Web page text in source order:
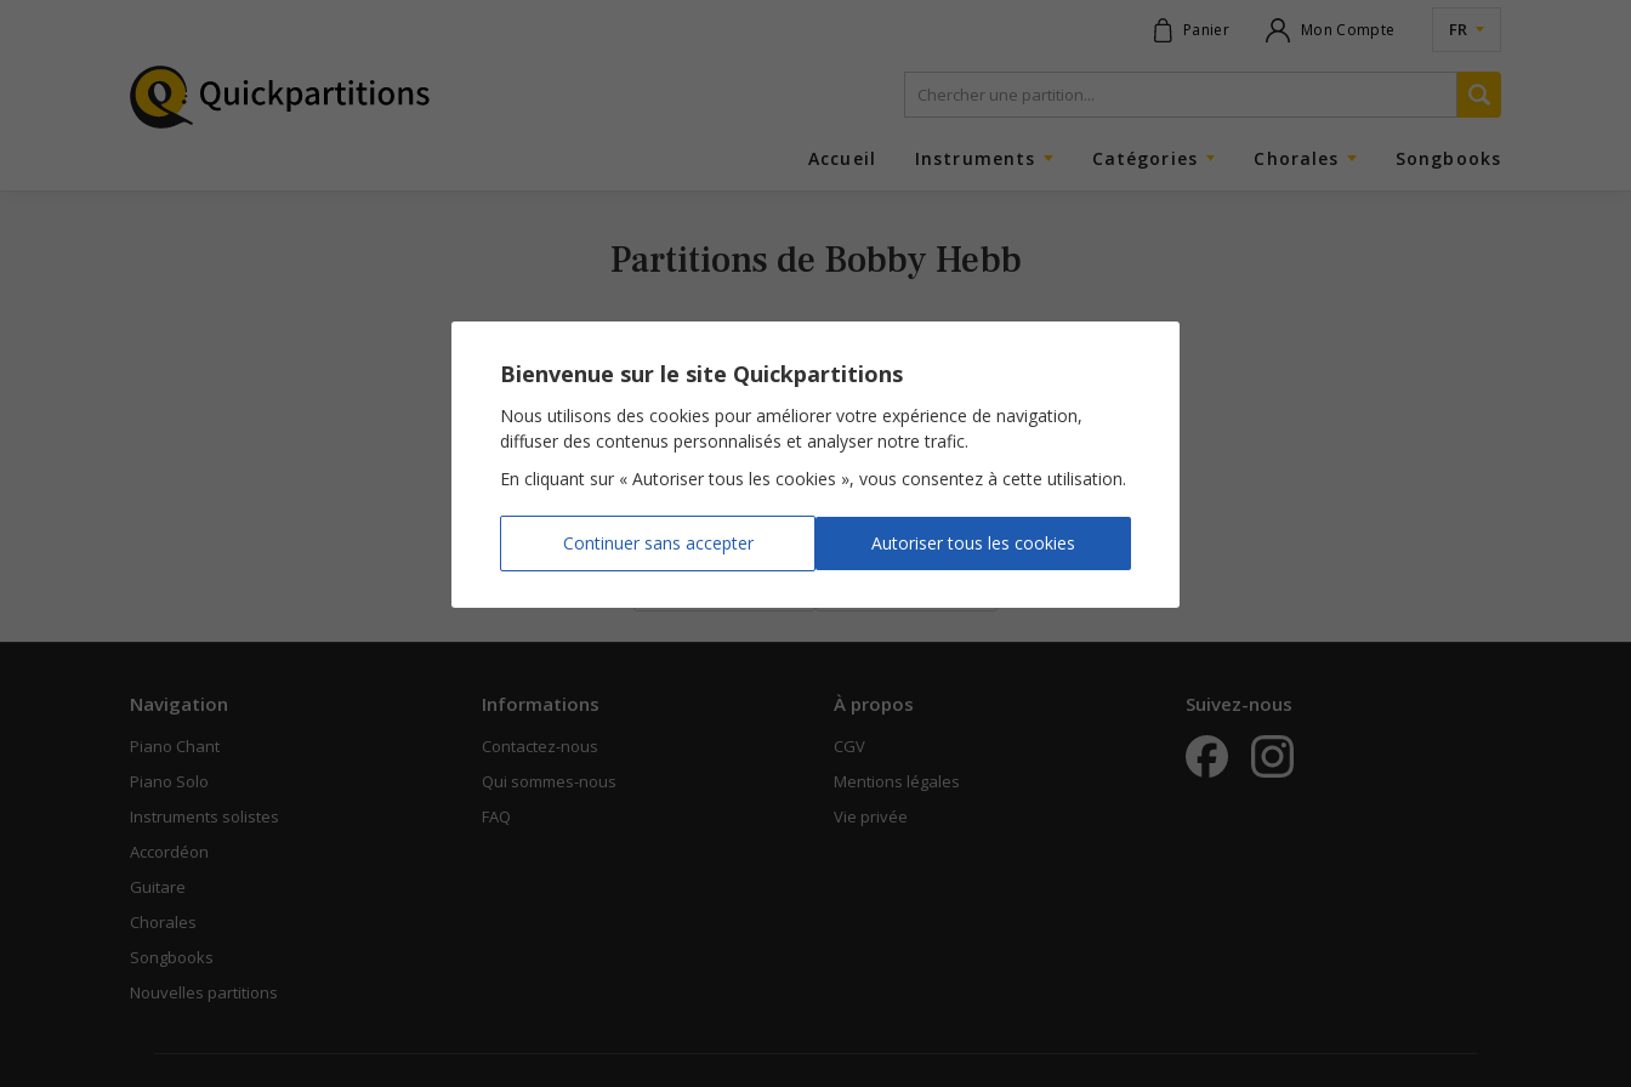
Panier Mon Compte FR
Accueil Instruments Catégories Chorales Songbooks
Partitions de Bobby Hebb
Sunny
Piano Chant
Sunny
Chorale SSA
Navigation
Piano Chant
Piano Solo
Instruments solistes
Accordéon
Guitare
Chorales
Songbooks
Nouvelles partitions
Informations
Contactez-nous
Qui sommes-nous
FAQ
À propos
CGV
Mentions légales
Vie privée
Suivez-nous
Bienvenue sur le site Quickpartitions
Nous utilisons des cookies pour améliorer votre expérience de navigation,
diffuser des contenus personnalisés et analyser notre trafic.
En cliquant sur « Autoriser tous les cookies », vous consentez à cette utilisation.
Continuer sans accepter Autoriser tous les cookies